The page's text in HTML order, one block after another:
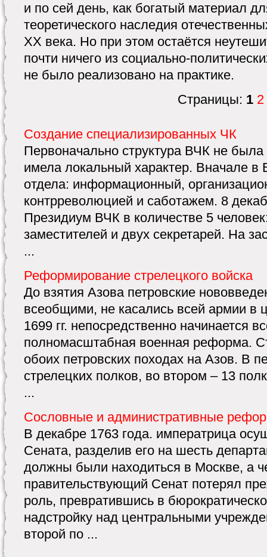
и по сей день, как богатый материал
теоретического наследия
XX века. Но при этом остаётся
почти ничего из социально-
не было реализовано на практике.
Страницы: 1 2
Создание специализированных ЧК
Первоначально структура ВЧК не
имела локальный характер. Вначале
отдела: информационный,
контрреволюцией и саботажем. 8
Президиум ВЧК в количестве 5
заместителей и двух секретарей. На
...
Реформирование стрелецкого войска
До взятия Азова петровские
всеобщими, не касались всей армии в
1699 гг. непосредственно начинается
полномасштабная военная реформа.
обоих петровских походах на Азов. В
стрелецких полков, во втором – 13
...
Сословные и административные
В декабре 1763 года. императрица
Сената, разделив его на шесть
должны были находиться в Москве, а
правительствующий Сенат потерял
роль, превратившись в
надстройку над центральными
второй по ...